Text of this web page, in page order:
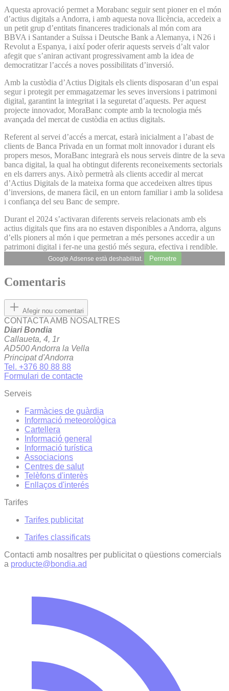
Aquesta aprovació permet a Morabanc seguir sent pioner en el món
d’actius digitals a Andorra, i amb aquesta nova llicència, accedeix a
un petit grup d’entitats financeres tradicionals al món com ara
BBVA i Santander a Suïssa i Deutsche Bank a Alemanya, i N26 i
Revolut a Espanya, i així poder oferir aquests serveis d’alt valor
afegit que s’aniran activant progressivament amb la idea de
democratitzar l’accés a noves possibilitats d’inversió.
Amb la custòdia d’Actius Digitals els clients disposaran d’un espai
segur i protegit per emmagatzemar les seves inversions i patrimoni
digital, garantint la integritat i la seguretat d’aquests. Per aquest
projecte innovador, MoraBanc compte amb la tecnologia més
avançada del mercat de custòdia en actius digitals.
Referent al servei d’accés a mercat, estarà inicialment a l’abast de
clients de Banca Privada en un format molt innovador i durant els
propers mesos, MoraBanc integrarà els nous serveis dintre de la seva
banca digital, la qual ha obtingut diferents reconeixements sectorials
en els darrers anys. Això permetrà als clients accedir al mercat
d’Actius Digitals de la mateixa forma que accedeixen altres tipus
d’inversions, de manera fàcil, en un entorn familiar i amb la solidesa
i confiança del seu Banc de sempre.
Durant el 2024 s’activaran diferents serveis relacionats amb els
actius digitals que fins ara no estaven disponibles a Andorra, alguns
d’ells pioners al món i que permetran a més persones accedir a un
patrimoni digital i fer-ne una gestió més segura, efectiva i rendible.
Google Adsense està deshabilitat. Permetre
Comentaris
Afegir nou comentari
CONTACTA AMB NOSALTRES
Diari Bondia
Callaueta, 4, 1r
AD500 Andorra la Vella
Principat d'Andorra
Tel. +376 80 88 88
Formulari de contacte
Serveis
Farmàcies de guàrdia
Informació meteorològica
Cartellera
Informació general
Informació turística
Associacions
Centres de salut
Telèfons d'interès
Enllaços d'interés
Tarifes
Tarifes publicitat
Tarifes classificats
Contacti amb nosaltres per publicitat o qüestions comercials
a producte@bondia.ad